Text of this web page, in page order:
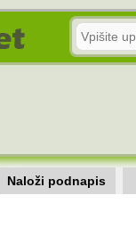
Naloži podnapis